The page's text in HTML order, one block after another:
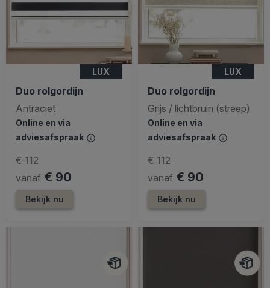
LUX
Duo rolgordijn
Antraciet
Online en via
adviesafspraak
vanaf € 90
€ 112
Bekijk nu
LUX
Duo rolgordijn
Grijs / lichtbruin (streep)
Online en via
adviesafspraak
vanaf € 90
€ 112
Bekijk nu